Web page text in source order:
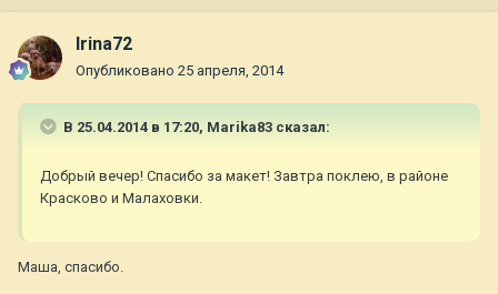
Irina72
Опубликовано 25 апреля, 2014
В 25.04.2014 в 17:20, Marika83 сказал:
Добрый вечер! Спасибо за макет! Завтра поклею, в районе
Красково и Малаховки.
Маша, спасибо.